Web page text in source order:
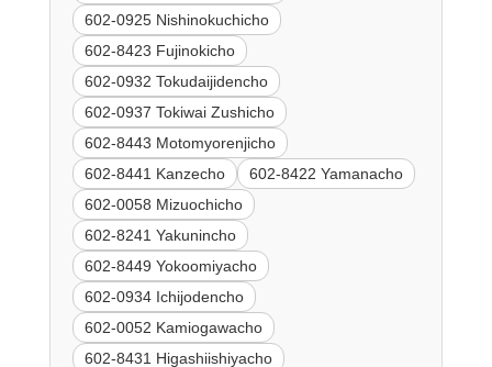
602-0925 Nishinokuchicho
602-8423 Fujinokicho
602-0932 Tokudaijidencho
602-0937 Tokiwai Zushicho
602-8443 Motomyorenjicho
602-8441 Kanzecho
602-8422 Yamanacho
602-0058 Mizuochicho
602-8241 Yakunincho
602-8449 Yokoomiyacho
602-0934 Ichijodencho
602-0052 Kamiogawacho
602-8431 Higashiishiyacho